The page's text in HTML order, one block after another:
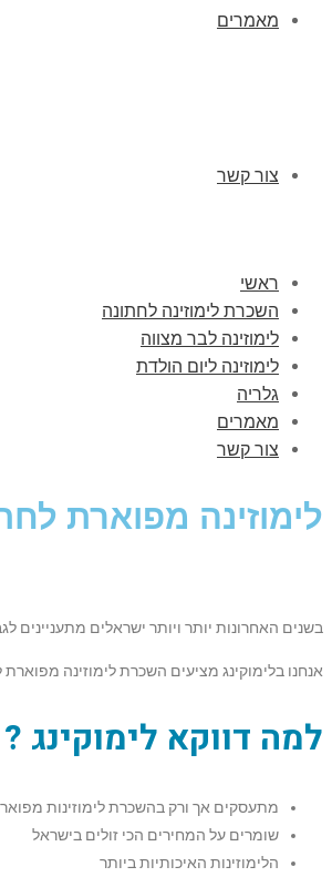
מאמרים
צור קשר
ראשי
השכרת לימוזינה לחתונה
לימוזינה לבר מצווה
לימוזינה ליום הולדת
גלריה
מאמרים
צור קשר
לימוזינה מפוארת
בשנים האחרונות יותר ויותר ישראלים
אנחנו בלימוקינג מציעים השכרת לימוזינה
למה דווקא לימוקינג ?
מתעסקים אך ורק בהשכרת לימוזינות
שומרים על המחירים הכי זולים בישראל
הלימוזינות האיכותיות ביותר